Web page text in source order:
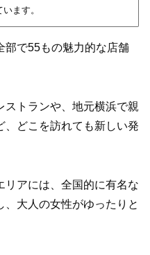
ます。
部で55もの魅力的な店舗
ストランや、地元横浜で親
、どこを訪れても新しい発
リアには、全国的に有名な
大人の女性がゆったりと